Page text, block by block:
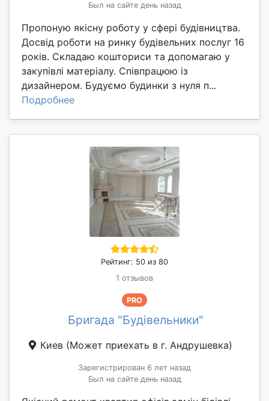
Был на сайте день назад
Пропоную якісну роботу у сфері будівництва.
Досвід роботи на ринку будівельних послуг 16
років. Складаю кошториси та допомагаю у
закупівлі матеріалу. Співпрацюю із
дизайнером. Будуємо будинки з нуля п...
Подробнее
Рейтинг: 50 из 80
1 отзывов
PRO
Бригада "Будівельники"
Киев (Может приехать в г. Андрушевка)
Зарегистрирован 6 лет назад
Был на сайте день назад